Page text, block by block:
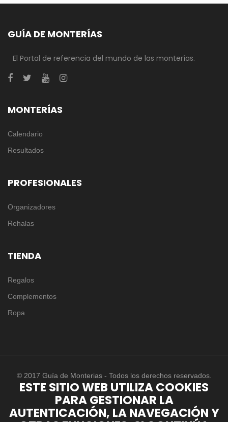
GUÍA DE MONTERÍAS
El Portal de referencia del mundo de las monterías.
MONTERÍAS
Calendario
Resultados
PROFESIONALES
Organizadores
Rehalas
TIENDA
Regalos
Complementos
Ropa
© 2017 Guía de Monterias - Todos los derechos reservados.
ESTE SITIO WEB UTILIZA COOKIES
PARA GESTIONAR LA
AUTENTICACIÓN, LA NAVEGACIÓN Y